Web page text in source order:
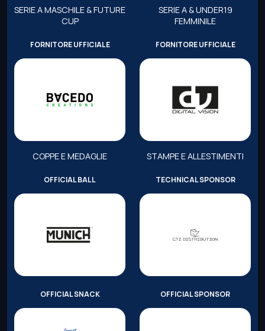
SERIE A MASCHILE & FUTURE
CUP
SERIE A & UNDER19
FEMMINILE
FORNITORE UFFICIALE
COPPE E MEDAGLIE
FORNITORE UFFICIALE
STAMPE E ALLESTIMENTI
OFFICIAL BALL TECHNICAL SPONSOR
OFFICIAL SNACK OFFICIAL SPONSOR